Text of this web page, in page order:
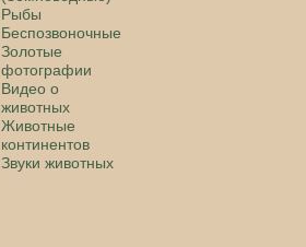
Рыбы
Беспозвоночные
Золотые
фотографии
Видео о
животных
Животные
континентов
Звуки животных